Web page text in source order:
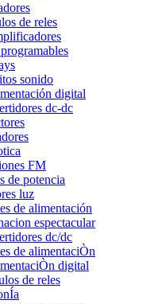
de reles
sonido
digital
dc-dc
FM
de potencia
luz
de alimentación
espectacular
dc/dc
de alimentaciÒn
digital
de reles